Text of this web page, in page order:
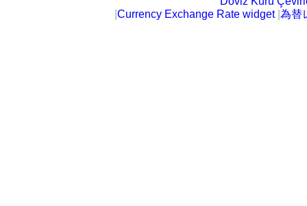
|Currency Exchange Rate widget|為替